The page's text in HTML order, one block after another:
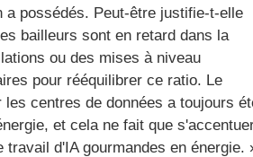
a possédés. Peut-être justifie-t-elle
bailleurs sont en retard dans la
ou des mises à niveau
pour rééquilibrer ce ratio. Le
centres de données a toujours
et cela ne fait que
travail d'IA gourmandes en énergie.